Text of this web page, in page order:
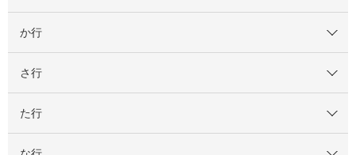
か行
さ行
た行